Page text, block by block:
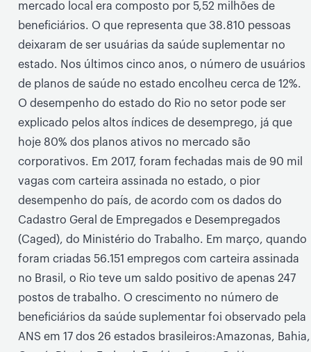
mercado local era composto por 5,52 milhões de
beneficiários. O que representa que 38.810 pessoas
deixaram de ser usuárias da saúde suplementar no
estado. Nos últimos cinco anos, o número de usuários
de planos de saúde no estado encolheu cerca de 12%.
O desempenho do estado do Rio no setor pode ser
explicado pelos altos índices de desemprego, já que
hoje 80% dos planos ativos no mercado são
corporativos. Em 2017, foram fechadas mais de 90 mil
vagas com carteira assinada no estado, o pior
desempenho do país, de acordo com os dados do
Cadastro Geral de Empregados e Desempregados
(Caged), do Ministério do Trabalho. Em março, quando
foram criadas 56.151 empregos com carteira assinada
no Brasil, o Rio teve um saldo positivo de apenas 247
postos de trabalho. O crescimento no número de
beneficiários da saúde suplementar foi observado pela
ANS em 17 dos 26 estados brasileiros:Amazonas, Bahia,